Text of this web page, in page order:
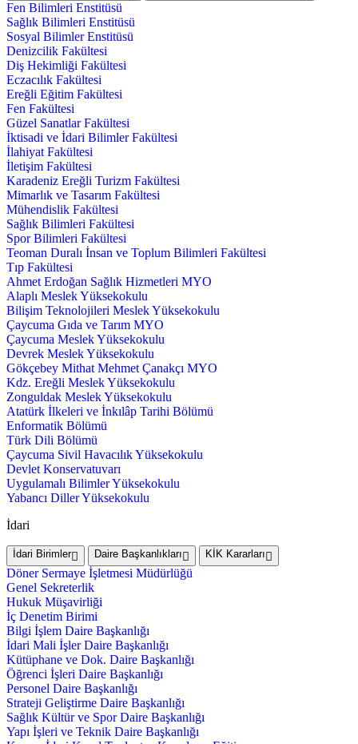
Fen Bilimleri Enstitüsü
Sağlık Bilimleri Enstitüsü
Sosyal Bilimler Enstitüsü
Denizcilik Fakültesi
Diş Hekimliği Fakültesi
Eczacılık Fakültesi
Ereğli Eğitim Fakültesi
Fen Fakültesi
Güzel Sanatlar Fakültesi
İktisadi ve İdari Bilimler Fakültesi
İlahiyat Fakültesi
İletişim Fakültesi
Karadeniz Ereğli Turizm Fakültesi
Mimarlık ve Tasarım Fakültesi
Mühendislik Fakültesi
Sağlık Bilimleri Fakültesi
Spor Bilimleri Fakültesi
Teoman Duralı İnsan ve Toplum Bilimleri Fakültesi
Tıp Fakültesi
Ahmet Erdoğan Sağlık Hizmetleri MYO
Alaplı Meslek Yüksekokulu
Bilişim Teknolojileri Meslek Yüksekokulu
Çaycuma Gıda ve Tarım MYO
Çaycuma Meslek Yüksekokulu
Devrek Meslek Yüksekokulu
Gökçebey Mithat Mehmet Çanakçı MYO
Kdz. Ereğli Meslek Yüksekokulu
Zonguldak Meslek Yüksekokulu
Atatürk İlkeleri ve İnkılâp Tarihi Bölümü
Enformatik Bölümü
Türk Dili Bölümü
Çaycuma Sivil Havacılık Yüksekokulu
Devlet Konservatuvarı
Uygulamalı Bilimler Yüksekokulu
Yabancı Diller Yüksekokulu
İdari
İdari Birimler Daire Başkanlıkları KİK Kararları
Döner Sermaye İşletmesi Müdürlüğü
Genel Sekreterlik
Hukuk Müşavirliği
İç Denetim Birimi
Bilgi İşlem Daire Başkanlığı
İdari Mali İşler Daire Başkanlığı
Kütüphane ve Dok. Daire Başkanlığı
Öğrenci İşleri Daire Başkanlığı
Personel Daire Başkanlığı
Strateji Geliştirme Daire Başkanlığı
Sağlık Kültür ve Spor Daire Başkanlığı
Yapı İşleri ve Teknik Daire Başkanlığı